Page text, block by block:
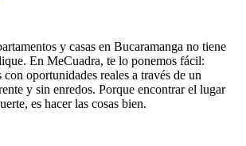
y casas en Bucaramanga no tiene
En MeCuadra, te lo ponemos fácil:
con oportunidades reales a través de un
y sin enredos. Porque encontrar el lugar
es hacer las cosas bien.